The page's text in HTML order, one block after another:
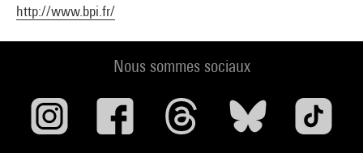
http://www.bpi.fr/
Nous sommes sociaux